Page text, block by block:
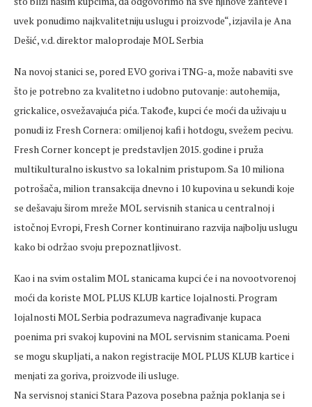
uvek ponudimo najkvalitetniju uslugu i proizvode“, izjavila je Ana
Dešić, v.d. direktor maloprodaje MOL Serbia
Na novoj stanici se, pored EVO goriva i TNG-a, može nabaviti sve
što je potrebno za kvalitetno i udobno putovanje: autohemija,
grickalice, osvežavajuća pića. Takođe, kupci će moći da uživaju u
ponudi iz Fresh Cornera: omiljenoj kafi i hotdogu, svežem pecivu.
Fresh Corner koncept je predstavljen 2015. godine i pruža
multikulturalno iskustvo sa lokalnim pristupom. Sa 10 miliona
potrošača, milion transakcija dnevno i 10 kupovina u sekundi koje
se dešavaju širom mreže MOL servisnih stanica u centralnoj i
istočnoj Evropi, Fresh Corner kontinuirano razvija najbolju uslugu
kako bi održao svoju prepoznatljivost.
Kao i na svim ostalim MOL stanicama kupci će i na novootvorenoj
moći da koriste MOL PLUS KLUB kartice lojalnosti. Program
lojalnosti MOL Serbia podrazumeva nagrađivanje kupaca
poenima pri svakoj kupovini na MOL servisnim stanicama. Poeni
se mogu skupljati, a nakon registracije MOL PLUS KLUB kartice i
menjati za goriva, proizvode ili usluge.
Na servisnoj stanici Stara Pazova posebna pažnja poklanja se i